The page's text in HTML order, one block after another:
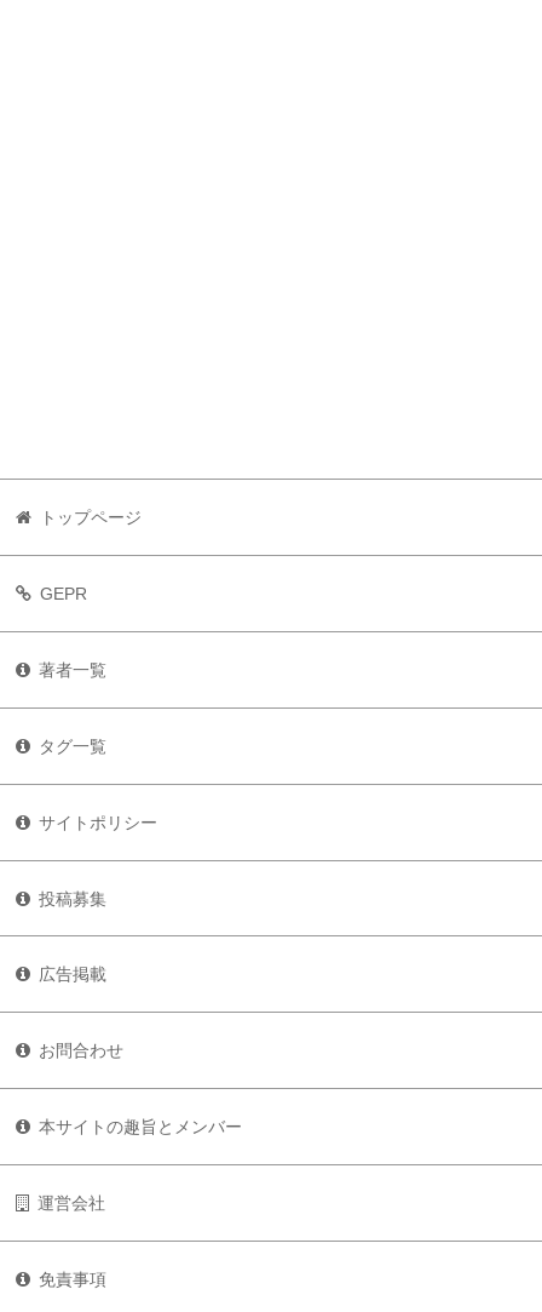
トップページ
GEPR
著者一覧
タグ一覧
サイトポリシー
投稿募集
広告掲載
お問合わせ
本サイトの趣旨とメンバー
運営会社
免責事項